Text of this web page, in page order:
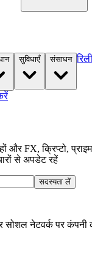
सुविधाएँ संसाधन
और FX, क्रिप्टो,
से अपडेट रहें
सदस्यता लें
नेटवर्क पर कंपनी